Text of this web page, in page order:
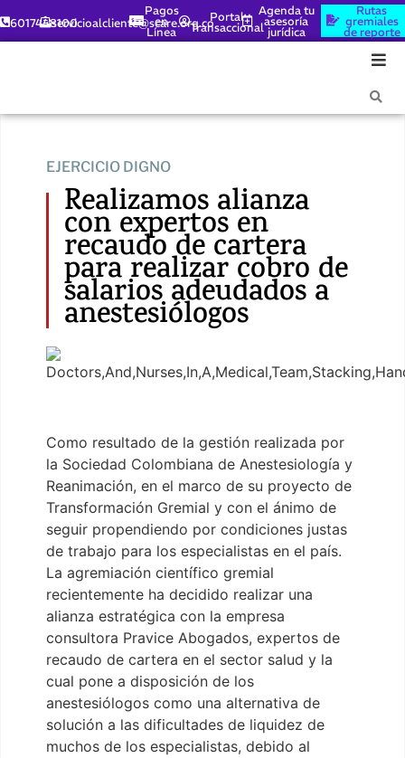
6017448100servicioalcliente@scare.org.co
Pagos
en
Línea
Portal
Transaccional
Agenda tu
asesoría
jurídica
Rutas
gremiales
de reporte
EJERCICIO DIGNO
Realizamos alianza
con expertos en
recaudo de cartera
para realizar cobro de
salarios adeudados a
anestesiólogos
Como resultado de la gestión realizada por
la Sociedad Colombiana de Anestesiología y
Reanimación, en el marco de su proyecto de
Transformación Gremial y con el ánimo de
seguir propendiendo por condiciones justas
de trabajo para los especialistas en el país.
La agremiación científico gremial
recientemente ha decidido realizar una
alianza estratégica con la empresa
consultora Pravice Abogados, expertos de
recaudo de cartera en el sector salud y la
cual pone a disposición de los
anestesiólogos como una alternativa de
solución a las dificultades de liquidez de
muchos de los especialistas, debido al